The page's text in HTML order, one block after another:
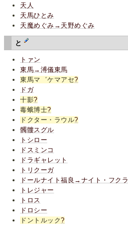
天人
天馬ひとみ
天魔めぐみ→天野めぐみ
と
トァン
東馬→溥儀東馬
東馬マ゛ケマアセ?
ドガ
十影?
毒蛾博士?
ドクター・ラウル?
髑髏スグル
トシロー
ドスミンコ
ドラギャレット
トリクーガ
ドールナイト福良→ナイト・フクラ
トレジャー
トロス
ドロシー
ドントルック?